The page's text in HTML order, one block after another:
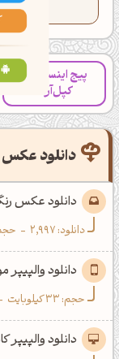
پیج اینستاگرام
کپل‌آرت
دانلود
دانلود عکس
دانلود:2,997
- حجم: 20
دانلود
حجم: 33 کیلوبایت
دانلود
اَپ